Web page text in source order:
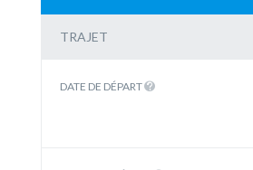
TRAJET
DATE DE DÉPART